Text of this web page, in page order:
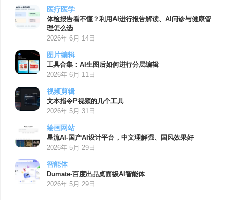
医疗医学
体检报告看不懂？利用AI进行报告解读、AI问诊与健康管
理怎么选
2026年 6月 14日
图片编辑
工具合集：AI生图后如何进行分层编辑
2026年 6月 11日
视频剪辑
文本指令P视频的几个工具
2026年 5月 31日
绘画网站
星流AI-国产AI设计平台，中文理解强、国风效果好
2026年 5月 29日
智能体
Dumate-百度出品桌面级AI智能体
2026年 5月 29日